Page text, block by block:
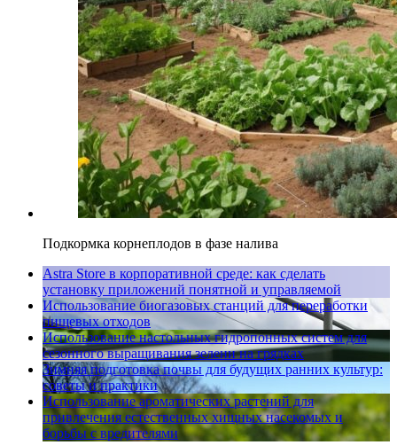
Подкормка корнеплодов в фазе налива
Astra Store в корпоративной среде: как сделать
установку приложений понятной и управляемой
Использование биогазовых станций для переработки
пищевых отходов
Использование настольных гидропонных систем для
сезонного выращивания зелени на грядках
Зимняя подготовка почвы для будущих ранних культур:
советы и практики
Использование ароматических растений для
привлечения естественных хищных насекомых и
борьбы с вредителями